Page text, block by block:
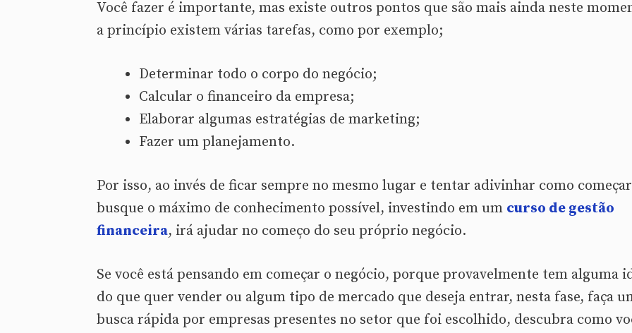
Você fazer é importante, mas existe outros pontos que são mais ainda neste
a princípio existem várias tarefas, como por exemplo;
Determinar todo o corpo do negócio;
Calcular o financeiro da empresa;
Elaborar algumas estratégias de marketing;
Fazer um planejamento.
Por isso, ao invés de ficar sempre no mesmo lugar e tentar adivinhar como começar
busque o máximo de conhecimento possível, investindo em um curso de gestão
financeira, irá ajudar no começo do seu próprio negócio.
Se você está pensando em começar o negócio, porque provavelmente tem alguma
do que quer vender ou algum tipo de mercado que deseja entrar, nesta fase, faça
busca rápida por empresas presentes no setor que foi escolhido, descubra como